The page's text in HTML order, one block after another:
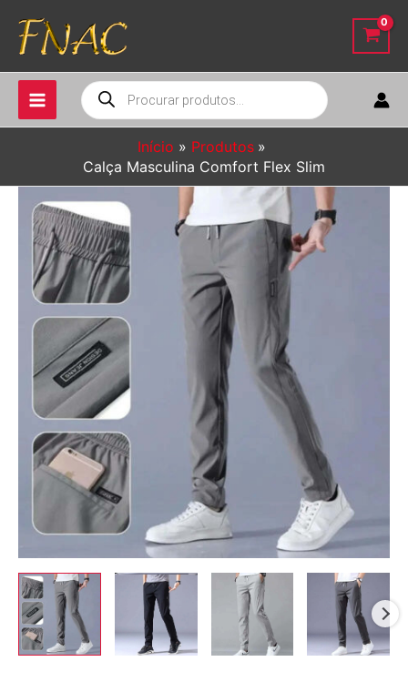
para
conteúdo
Pesquisar
produtos
Início
Produtos
Calça Masculina Comfort Flex Slim